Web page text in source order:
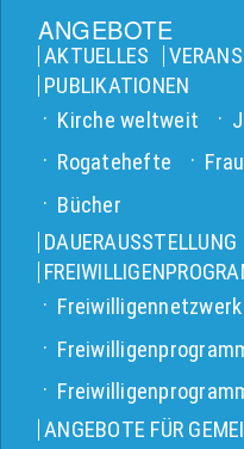
ANGEBOTE
AKTUELLES
PUBLIKATIONEN
Kirche weltweit
Rogatehefte
Bücher
DAUERAUSSTELLUNG
Freiwilligennetzwerk
ANGEBOTE FÜR